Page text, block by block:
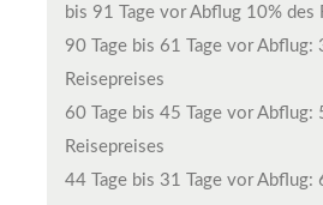
bis 91 Tage vor Abflug 10% des
90 Tage bis 61 Tage vor Abflug:
Reisepreises
60 Tage bis 45 Tage vor Abflug:
Reisepreises
44 Tage bis 31 Tage vor Abflug: